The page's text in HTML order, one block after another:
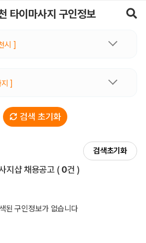
타이마사지 구인정보
시 ]
]
검색 초기화
검색초기화
지샵 채용공고 전체 목록
( 0건 )
된 구인정보가 없습니다